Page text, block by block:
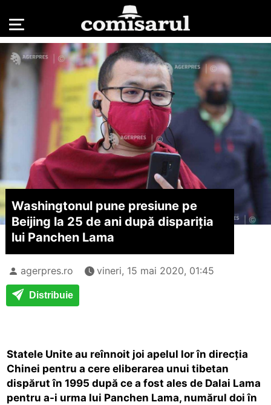
Washingtonul pune presiune pe
Beijing la 25 de ani după dispariţia
lui Panchen Lama
agerpres.ro vineri, 15 mai 2020, 01:45
Distribuie
Statele Unite au reînnoit joi apelul lor în direcţia
Chinei pentru a cere eliberarea unui tibetan
dispărut în 1995 după ce a fost ales de Dalai Lama
pentru a-i urma lui Panchen Lama, numărul doi în